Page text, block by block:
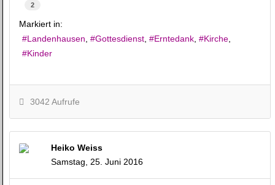
2
Markiert in:
Landenhausen
Gottesdienst Erntedank
Kirche
Kinder
3042 Aufrufe
Heiko Weiss
Samstag, 25. Juni 2016